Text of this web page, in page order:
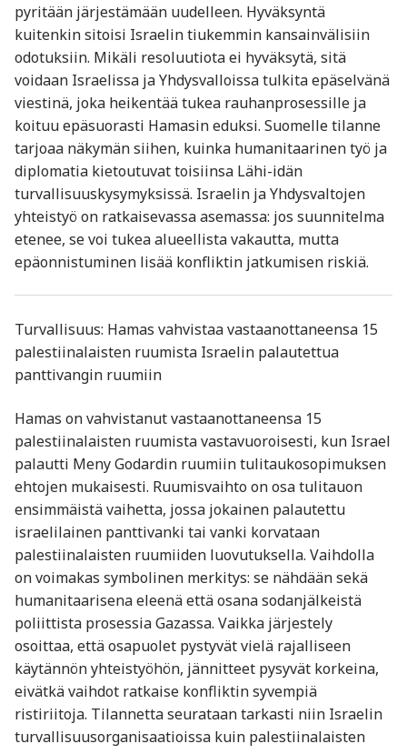
pyritään järjestämään uudelleen. Hyväksyntä
kuitenkin sitoisi Israelin tiukemmin kansainvälisiin
odotuksiin. Mikäli resoluutiota ei hyväksytä, sitä
voidaan Israelissa ja Yhdysvalloissa tulkita epäselvänä
viestinä, joka heikentää tukea rauhanprosessille ja
koituu epäsuorasti Hamasin eduksi. Suomelle tilanne
tarjoaa näkymän siihen, kuinka humanitaarinen työ ja
diplomatia kietoutuvat toisiinsa Lähi-idän
turvallisuuskysymyksissä. Israelin ja Yhdysvaltojen
yhteistyö on ratkaisevassa asemassa: jos suunnitelma
etenee, se voi tukea alueellista vakautta, mutta
epäonnistuminen lisää konfliktin jatkumisen riskiä.
Turvallisuus: Hamas vahvistaa vastaanottaneensa 15
palestiinalaisten ruumista Israelin palautettua
panttivangin ruumiin
Hamas on vahvistanut vastaanottaneensa 15
palestiinalaisten ruumista vastavuoroisesti, kun Israel
palautti Meny Godardin ruumiin tulitaukosopimuksen
ehtojen mukaisesti. Ruumisvaihto on osa tulitauon
ensimmäistä vaihetta, jossa jokainen palautettu
israelilainen panttivanki tai vanki korvataan
palestiinalaisten ruumiiden luovutuksella. Vaihdolla
on voimakas symbolinen merkitys: se nähdään sekä
humanitaarisena eleenä että osana sodanjälkeistä
poliittista prosessia Gazassa. Vaikka järjestely
osoittaa, että osapuolet pystyvät vielä rajalliseen
käytännön yhteistyöhön, jännitteet pysyvät korkeina,
eivätkä vaihdot ratkaise konfliktin syvempiä
ristiriitoja. Tilannetta seurataan tarkasti niin Israelin
turvallisuusorganisaatioissa kuin palestiinalaisten